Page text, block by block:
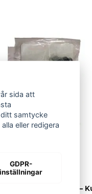
KUBOTA
(Genuine) –
sida att
samtycke
eller redigera
GDPR-
inställningar